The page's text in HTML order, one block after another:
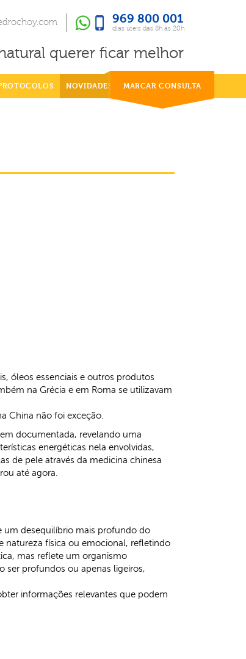
969 800 001
dias úteis das 8h às 20h
969 800 001
dias úteis das 8h às 20h
querer ficar melhor
NOVIDADES MARCAR CONSULTA
óleos essenciais e outros produtos
na Grécia e em Roma se utilizavam
China não foi exceção.
documentada, revelando uma
energéticas nela envolvidas,
de pele através da medicina chinesa
até agora.
um desequilíbrio mais profundo do
natureza física ou emocional, refletindo
mas reflete um organismo
ser profundos ou apenas ligeiros,
informações relevantes que podem